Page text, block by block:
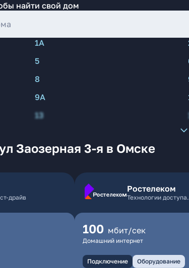
найти свой дом
1А
5
8
9А
13
Заозерная 3-я в Омске
драйв
Ростелеком
Технологии
100 мбит/сек
Домашний интернет
Подключение Оборудование